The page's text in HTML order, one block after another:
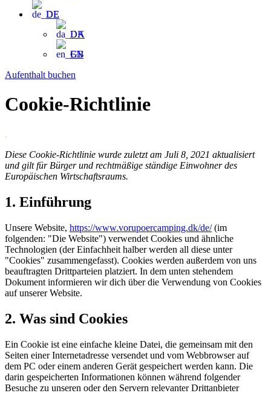
DE
DA
EN
Aufenthalt buchen
Cookie-Richtlinie
.
Diese Cookie-Richtlinie wurde zuletzt am Juli 8, 2021 aktualisiert
und gilt für Bürger und rechtmäßige ständige Einwohner des
Europäischen Wirtschaftsraums.
1. Einführung
Unsere Website, https://www.vorupoercamping.dk/de/(im
folgenden: "Die Website") verwendet Cookies und ähnliche
Technologien (der Einfachheit halber werden all diese unter
"Cookies" zusammengefasst). Cookies werden außerdem von uns
beauftragten Drittparteien platziert. In dem unten stehendem
Dokument informieren wir dich über die Verwendung von Cookies
auf unserer Website.
2. Was sind Cookies
Ein Cookie ist eine einfache kleine Datei, die gemeinsam mit den
Seiten einer Internetadresse versendet und vom Webbrowser auf
dem PC oder einem anderen Gerät gespeichert werden kann. Die
darin gespeicherten Informationen können während folgender
Besuche zu unseren oder den Servern relevanter Drittanbieter